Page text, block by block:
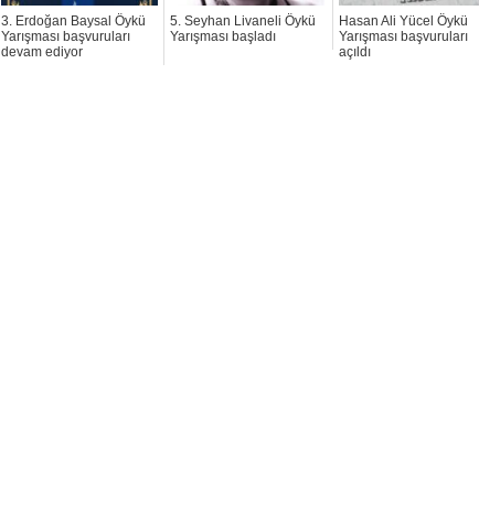
3. Erdoğan Baysal Öykü
Yarışması başvuruları
devam ediyor
5. Seyhan Livaneli Öykü
Yarışması başladı
Hasan Ali Yücel Öykü
Yarışması başvuruları
açıldı